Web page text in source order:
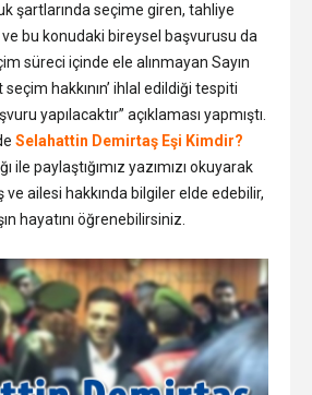
şartlarında seçime giren, tahliye
bu konudaki bireysel başvurusu da
süreci içinde ele alınmayan Sayın
seçim hakkının’ ihlal edildiği tespiti
yapılacaktır” açıklaması yapmıştı.
Selahattin Demirtaş Eşi Kimdir?
ile paylaştığımız yazımızı okuyarak
ailesi hakkında bilgiler elde edebilir,
hayatını öğrenebilirsiniz.